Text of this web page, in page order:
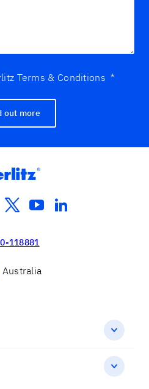
Terms & Conditions *
out more
twitteryoutubelinkedin
118881
Australia